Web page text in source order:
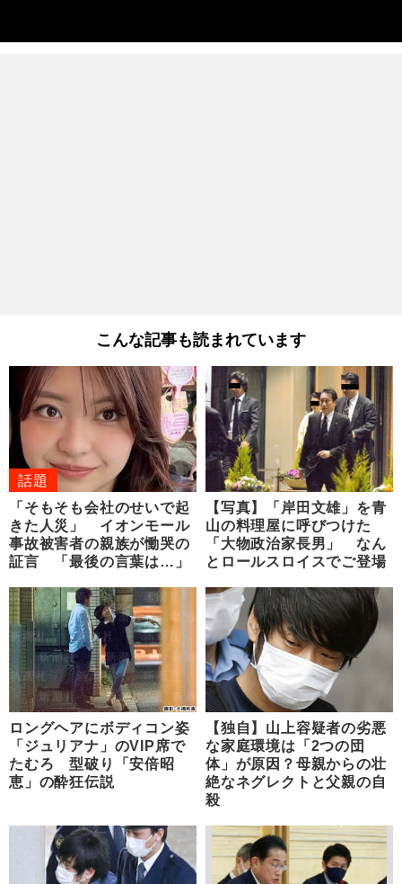
こんな記事も読まれています
話題
「そもそも会社のせいで起
きた人災」 イオンモール
事故被害者の親族が慟哭の
証言 「最後の言葉は…」
【写真】「岸田文雄」を青
山の料理屋に呼びつけた
「大物政治家長男」 なん
とロールスロイスでご登場
ロングヘアにボディコン姿
「ジュリアナ」のVIP席で
たむろ 型破り「安倍昭
恵」の酔狂伝説
【独自】山上容疑者の劣悪
な家庭環境は「2つの団
体」が原因？母親からの壮
絶なネグレクトと父親の自
殺